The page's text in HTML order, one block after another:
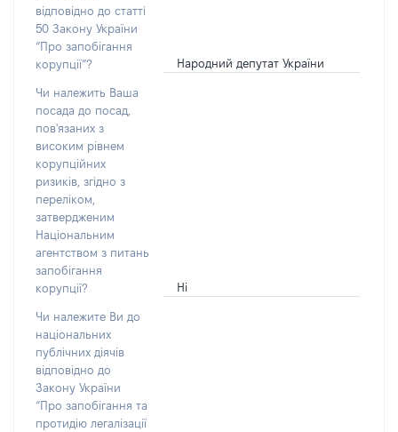
відповідно до статті
50 Закону України
“Про запобігання
корупції”?
Народний депутат України
Чи належить Ваша
посада до посад,
пов'язаних з
високим рівнем
корупційних
ризиків, згідно з
переліком,
затвердженим
Національним
агентством з питань
запобігання
корупції?
Ні
Чи належите Ви до
національних
публічних діячів
відповідно до
Закону України
“Про запобігання та
протидію легалізації